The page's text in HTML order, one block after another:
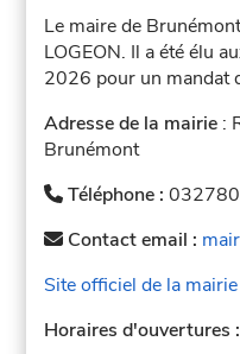
Le maire de
LOGEON. Il a été élu
2026 pour un mandat
Adresse de la mairie :
Brunémont
Téléphone :
Contact email :
Site officiel de la
Horaires d'ouvertures :